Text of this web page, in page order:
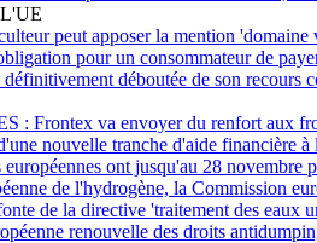
peut apposer la mention
pour un consommateur de
définitivement déboutée de son recours
: Frontex va envoyer du renfort aux
nouvelle tranche d'aide financière
européennes ont jusqu'au 28
de l'hydrogène, la Commission
de la directive 'traitement des eaux
renouvelle des droits